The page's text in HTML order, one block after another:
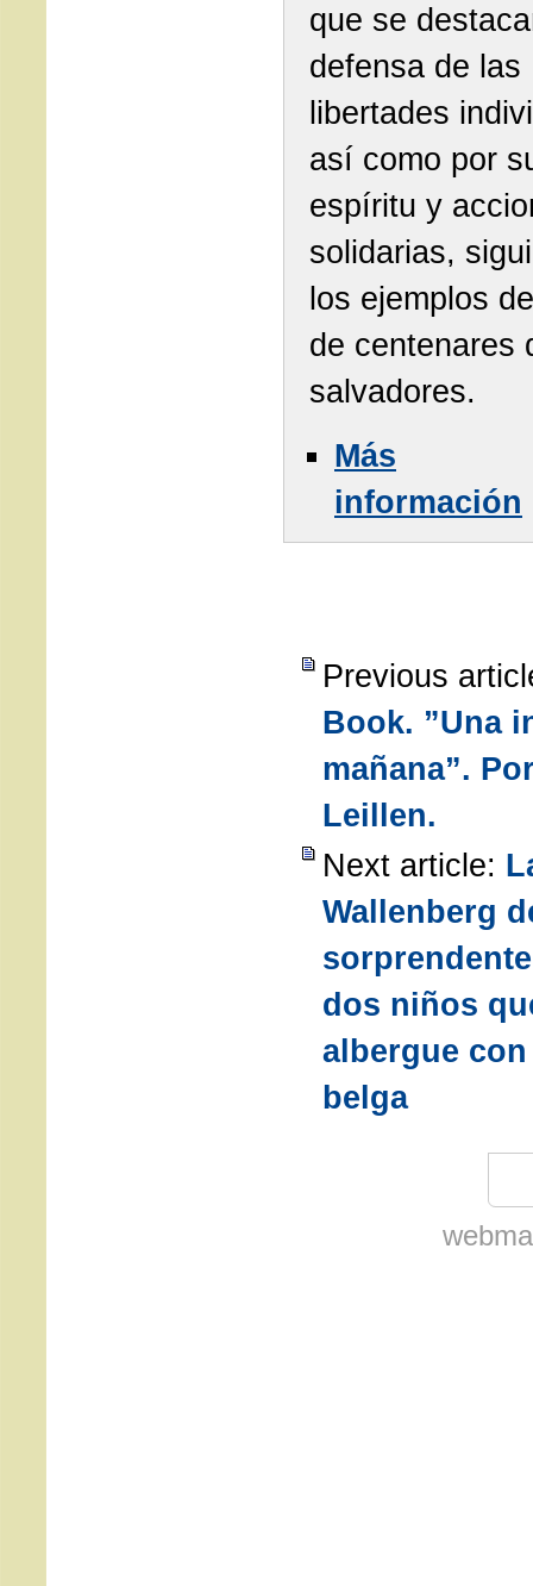
que se
defensa de las
libertades
así como por
espíritu y
solidarias,
los ejemplos
de centenares
salvadores.
Más
información
Previous
Book. ”Una
mañana”.
Leillen.
Next article:
Wallenberg
dos niños
albergue
belga